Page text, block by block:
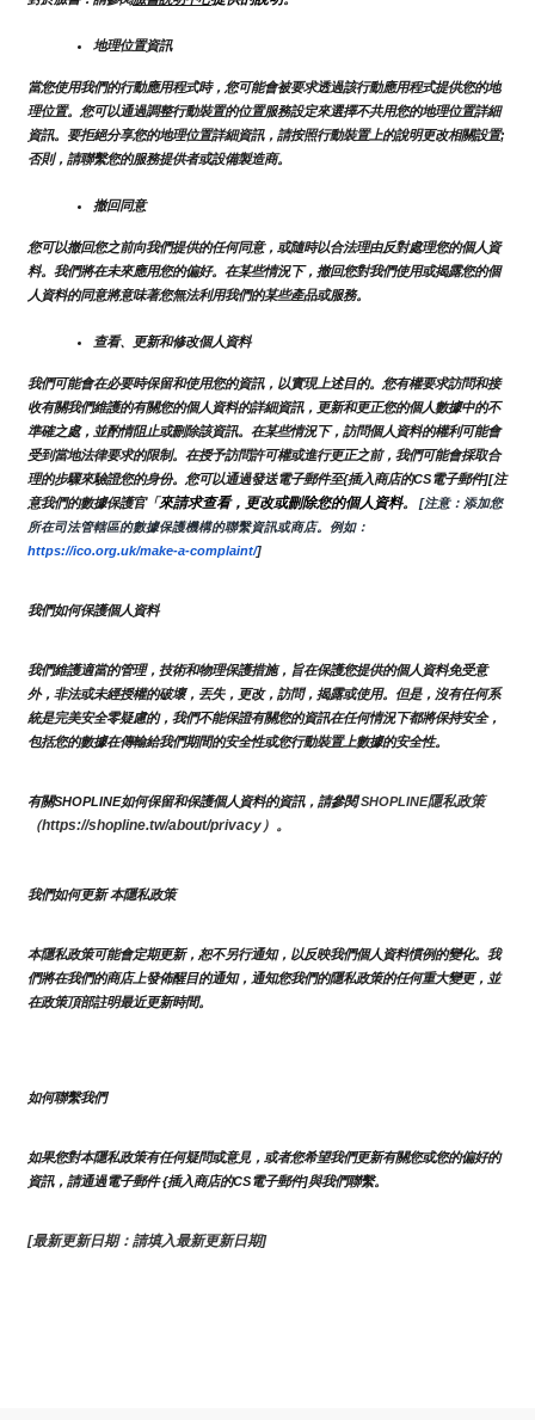
地理位置資訊
當您使用我們的行動應用程式時，您可能會被要求透過該行動應用程式提供您的地
理位置。您可以通過調整行動裝置的位置服務設定來選擇不共用您的地理位置詳細
資訊。要拒絕分享您的地理位置詳細資訊，請按照行動裝置上的說明更改相關設置;
否則，請聯繫您的服務提供者或設備製造商。
撤回同意
您可以撤回您之前向我們提供的任何同意，或隨時以合法理由反對處理您的個人資
料。我們將在未來應用您的偏好。在某些情況下，撤回您對我們使用或揭露您的個
人資料的同意將意味著您無法利用我們的某些產品或服務。
查看、更新和修改個人資料
我們可能會在必要時保留和使用您的資訊，以實現上述目的。您有權要求訪問和接
收有關我們維護的有關您的個人資料的詳細資訊，更新和更正您的個人數據中的不
準確之處，並酌情阻止或刪除該資訊。在某些情況下，訪問個人資料的權利可能會
受到當地法律要求的限制。在授予訪問許可權或進行更正之前，我們可能會採取合
理的步驟來驗證您的身份。您可以通過發送電子郵件至{插入商店的CS電子郵件][注
意我們的數據保護官「來請求查看，更改或刪除您的個人資料。
[注意：添加您
所在司法管轄區的數據保護機構的聯繫資訊或商店。例如：
https://ico.org.uk/make-a-complaint/]
我們如何保護個人資料
我們維護適當的管理，技術和物理保護措施，旨在保護您提供的個人資料免受意
外，非法或未經授權的破壞，丟失，更改，訪問，揭露或使用。但是，沒有任何系
統是完美安全零疑慮的，我們不能保證有關您的資訊在任何情況下都將保持安全，
包括您的數據在傳輸給我們期間的安全性或您行動裝置上數據的安全性。
有關SHOPLINE如何保留和保護個人資料的資訊，請參閱 SHOPLINE隱私政策
（https://shopline.tw/about/privacy）。
我們如何更新 本隱私政策
本隱私政策可能會定期更新，恕不另行通知，以反映我們個人資料慣例的變化。我
們將在我們的商店上發佈醒目的通知，通知您我們的隱私政策的任何重大變更，並
在政策頂部註明最近更新時間。
如何聯繫我們
如果您對本隱私政策有任何疑問或意見，或者您希望我們更新有關您或您的偏好的
資訊，請通過電子郵件 {插入商店的CS電子郵件]與我們聯繫。
[最新更新日期：請填入最新更新日期]